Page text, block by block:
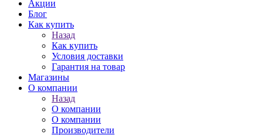
Акции
Блог
Как купить
Назад
Как купить
Условия доставки
Гарантия на товар
Магазины
О компании
Назад
О компании
О компании
Производители